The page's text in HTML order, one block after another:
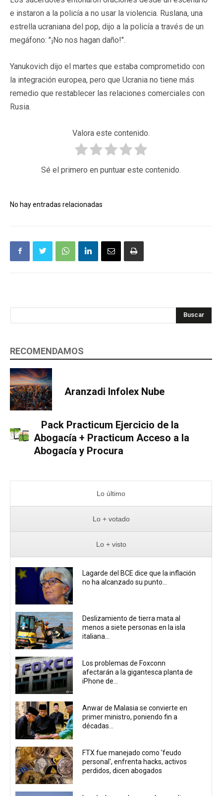
e instaron a la policía a no usar la violencia. Ruslana, una
estrella ucraniana del pop, dijo a la policía a través de un
megáfono: "¡No nos hagan daño!".
Yanukovich dijo el martes que estaba comprometido con
la integración europea, pero que Ucrania no tiene más
remedio que restablecer las relaciones comerciales con
Rusia.
Valora este contenido.
Sé el primero en puntuar este contenido.
No hay entradas relacionadas
Buscar
RECOMENDAMOS
Aranzadi Infolex Nube
Pack Practicum Ejercicio de la
Abogacía + Practicum Acceso a la
Abogacía y Procura
Lo último
Lo + votado
Lo + visto
Lagarde del BCE dice que la inflación
no ha alcanzado su punto...
Deslizamiento de tierra mata al
menos a siete personas en la isla
italiana...
Los problemas de Foxconn
afectarán a la gigantesca planta de
iPhone de...
Anwar de Malasia se convierte en
primer ministro, poniendo fin a
décadas...
FTX fue manejado como 'feudo
personal', enfrenta hacks, activos
perdidos, dicen abogados